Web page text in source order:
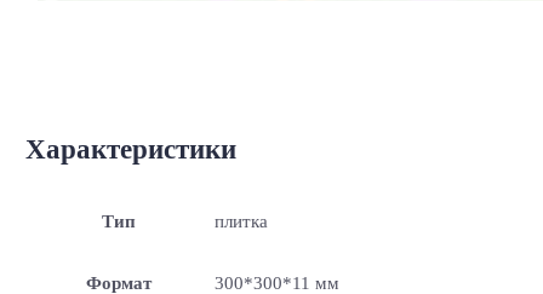
Характеристики
Тип плитка
Формат 300*300*11 мм